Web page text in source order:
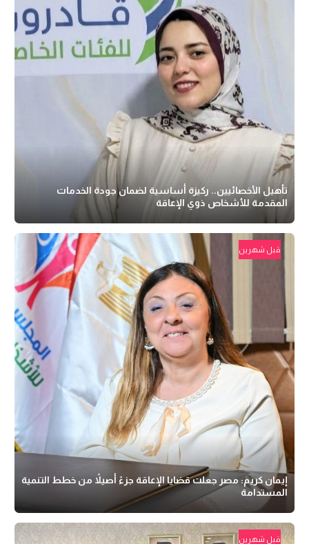
تأهيل الأخصائيين.. ركيزة أساسية لضمان جودة الخدمات
المقدمة للأشخاص ذوي الإعاقة
قبل شهرين
إيمان كريم: مصر جعلت قضايا الإعاقة جزءً أصيلاً من خطط التنمية
المستدامة
قبل شهرين